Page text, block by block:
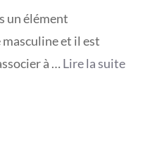
un élément
et il est
à …Lire la suite